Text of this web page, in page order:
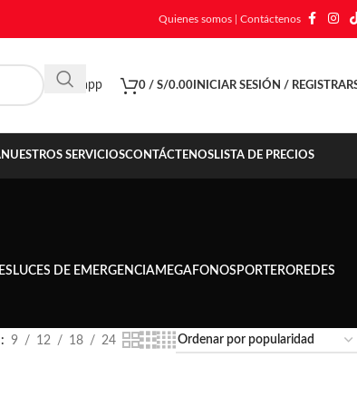
Quienes somos Contáctenos
Whatsapp 0 / S/0.00 INICIAR SESIÓN /
NUESTROS SERVICIOSCONTÁCTENOSLISTA DE PRECIOS
LUCES DE EMERGENCIA MEGAFONOS PORTEROREDES
9 12 18 24